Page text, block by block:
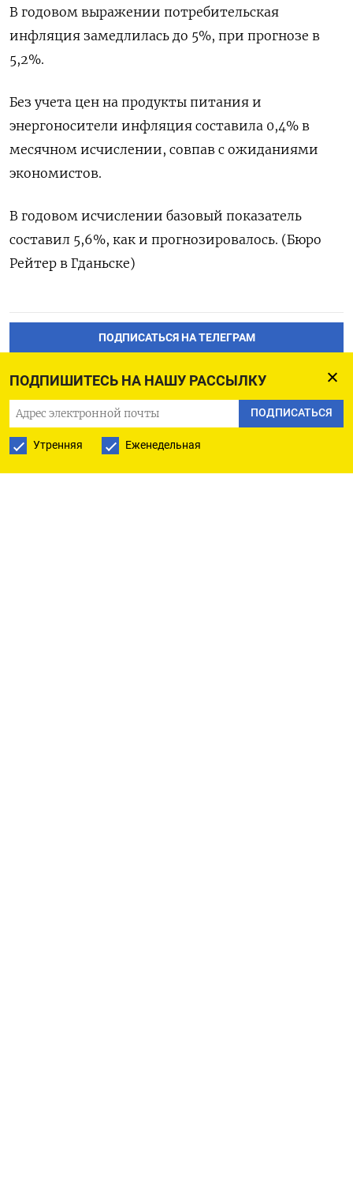
ПОДПИШИТЕСЬ НА НАШУ РАССЫЛКУ
ПОДПИСАТЬСЯ
Утренняя Еженедельная
В годовом выражении потребительская
инфляция замедлилась до 5%, при прогнозе в
5,2%.
Без учета цен на продукты питания и
энергоносители инфляция составила 0,4% в
месячном исчислении, совпав с ожиданиями
экономистов.
В годовом исчислении базовый показатель
составил 5,6%, как и прогнозировалось. (Бюро
Рейтер в Гданьске)
ПОДПИСАТЬСЯ НА ТЕЛЕГРАМ
ПОДПИСАТЬСЯ В GOOGLE